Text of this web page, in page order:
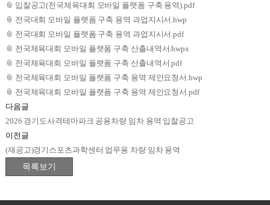
📎 입찰공고(전국체육대회 모바일 플랫폼 구축 용역).pdf
📎 전국대회 모바일 플랫폼 구축 용역 과업지시서.hwp
📎 전국대회 모바일 플랫폼 구축 용역 과업지시서.pdf
📎 전국체육대회 모바일 플랫폼 구축 산출내역서.hwpx
📎 전국체육대회 모바일 플랫폼 구축 산출내역서.pdf
📎 전국체육대회 모바일 플랫폼 구축 용역 제안요청서.hwp
📎 전국체육대회 모바일 플랫폼 구축 용역 제안요청서.pdf
다음글
2026 경기도사격테마파크 공용차량 임차 용역 입찰공고
이전글
(재공고)경기스포츠과학센터 업무용 차량 임차 용역